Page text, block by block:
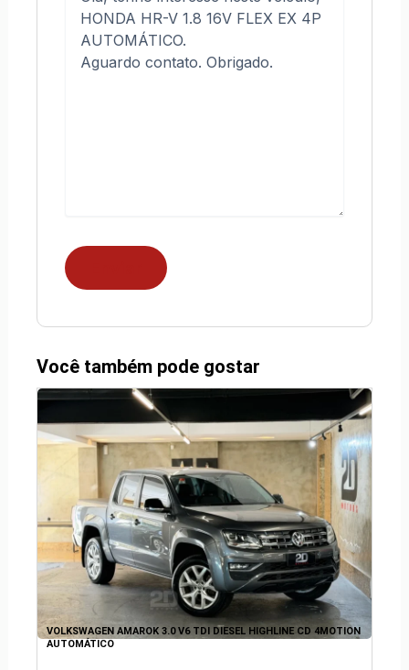
Você também pode gostar
VOLKSWAGEN AMAROK 3.0 V6 TDI DIESEL HIGHLINE CD 4MOTION
AUTOMÁTICO